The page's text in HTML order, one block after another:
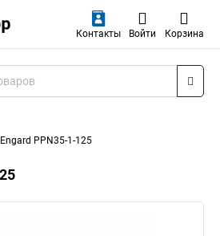
Контакты Войти Корзина
Engard PPN35-1-125